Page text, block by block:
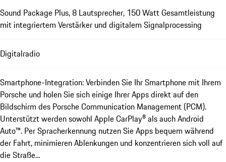
Sound Package Plus, 8 Lautsprecher, 150 Watt Gesamtleistung
mit integriertem Verstärker und digitalem Signalprocessing
Digitalradio
Smartphone-Integration: Verbinden Sie Ihr Smartphone mit Ihrem
Porsche und holen Sie sich einige Ihrer Apps direkt auf den
Bildschirm des Porsche Communication Management (PCM).
Unterstützt werden sowohl Apple CarPlay® als auch Android
Auto™. Per Spracherkennung nutzen Sie Apps bequem während
der Fahrt, minimieren Ablenkungen und konzentrieren sich voll auf
die Straße...